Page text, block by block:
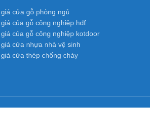
giá cửa gỗ phòng ngủ
giá của gỗ công nghiệp hdf
giá của gỗ công nghiệp kotdoor
giá cửa nhựa nhà vệ sinh
giá cửa thép chống cháy